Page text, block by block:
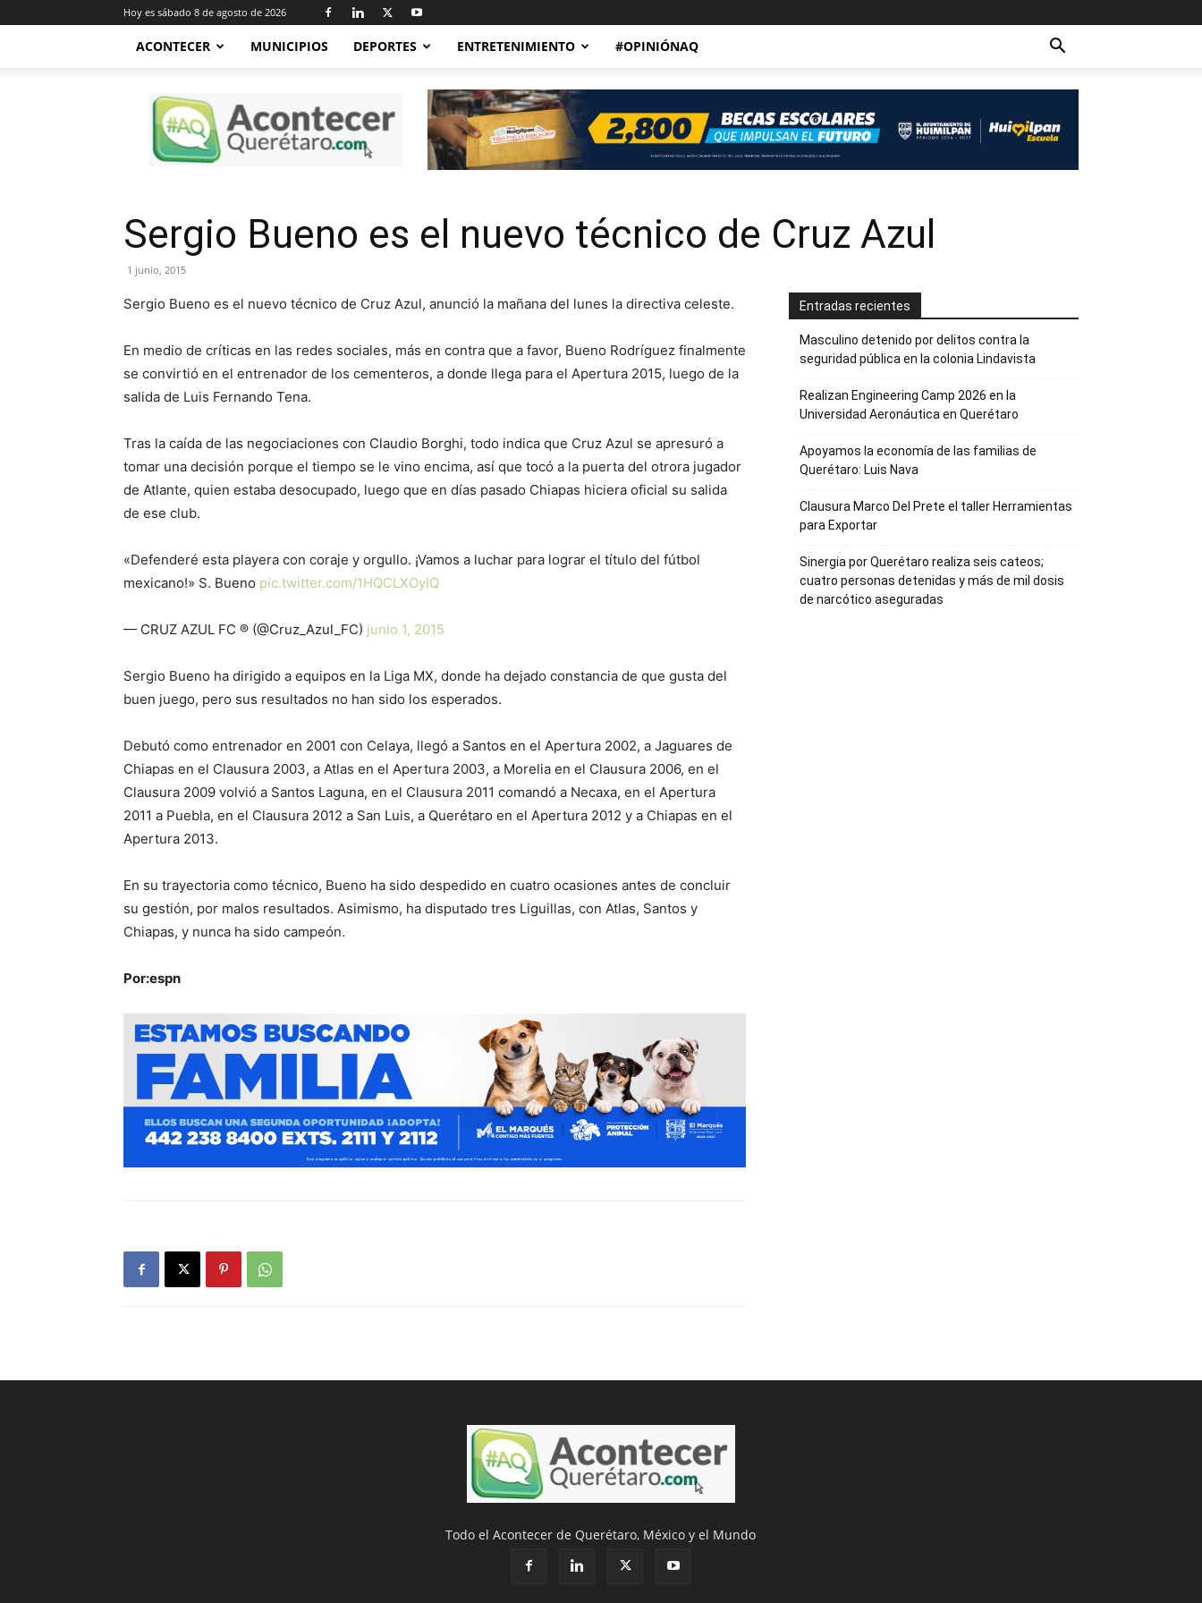
Hoy es sábado 8 de agosto de 2026
ACONTECER MUNICIPIOS DEPORTES ENTRETENIMIENTO #OPINIÓNAQ
Acontecer
Querétaro
Sergio Bueno es el nuevo técnico de Cruz Azul
1 junio, 2015
Sergio Bueno es el nuevo técnico de Cruz Azul, anunció la mañana del lunes la directiva celeste.
En medio de críticas en las redes sociales, más en contra que a favor, Bueno Rodríguez finalmente
se convirtió en el entrenador de los cementeros, a donde llega para el Apertura 2015, luego de la
salida de Luis Fernando Tena.
Tras la caída de las negociaciones con Claudio Borghi, todo indica que Cruz Azul se apresuró a
tomar una decisión porque el tiempo se le vino encima, así que tocó a la puerta del otrora jugador
de Atlante, quien estaba desocupado, luego que en días pasado Chiapas hiciera oficial su salida
de ese club.
«Defenderé esta playera con coraje y orgullo. ¡Vamos a luchar para lograr el título del fútbol
mexicano!» S. Bueno pic.twitter.com/1HQCLXOyIQ
— CRUZ AZUL FC ® (@Cruz_Azul_FC) junio 1, 2015
Sergio Bueno ha dirigido a equipos en la Liga MX, donde ha dejado constancia de que gusta del
buen juego, pero sus resultados no han sido los esperados.
Debutó como entrenador en 2001 con Celaya, llegó a Santos en el Apertura 2002, a Jaguares de
Chiapas en el Clausura 2003, a Atlas en el Apertura 2003, a Morelia en el Clausura 2006, en el
Clausura 2009 volvió a Santos Laguna, en el Clausura 2011 comandó a Necaxa, en el Apertura
2011 a Puebla, en el Clausura 2012 a San Luis, a Querétaro en el Apertura 2012 y a Chiapas en el
Apertura 2013.
En su trayectoria como técnico, Bueno ha sido despedido en cuatro ocasiones antes de concluir
su gestión, por malos resultados. Asimismo, ha disputado tres Liguillas, con Atlas, Santos y
Chiapas, y nunca ha sido campeón.
Por:espn
Entradas recientes
Masculino detenido por delitos contra la
seguridad pública en la colonia Lindavista
Realizan Engineering Camp 2026 en la
Universidad Aeronáutica en Querétaro
Apoyamos la economía de las familias de
Querétaro: Luis Nava
Clausura Marco Del Prete el taller Herramientas
para Exportar
Sinergia por Querétaro realiza seis cateos;
cuatro personas detenidas y más de mil dosis
de narcótico aseguradas
Todo el Acontecer de Querétaro, México y el Mundo